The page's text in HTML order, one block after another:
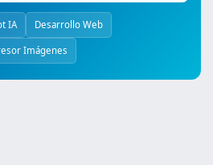
IA Desarrollo Web
Imágenes